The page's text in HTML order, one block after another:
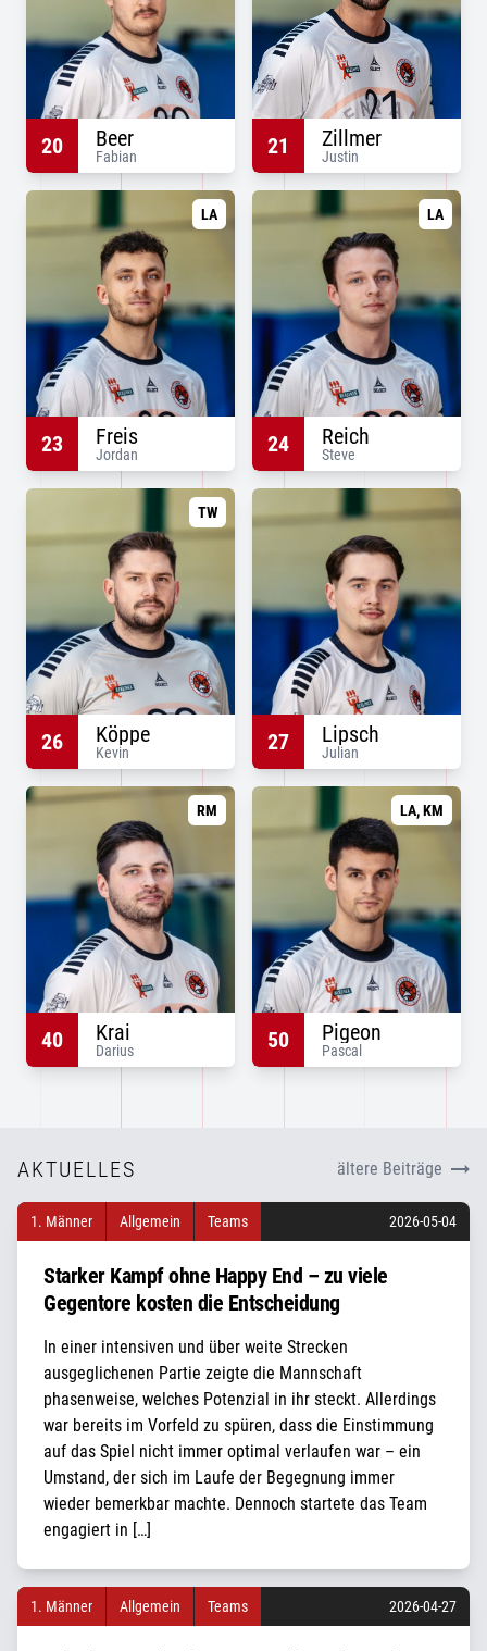
20 Beer
Fabian 21 Zillmer
Justin
LA
23 Freis
Jordan
LA
24 Reich
Steve
TW
26 Köppe
Kevin 27 Lipsch
Julian
RM
40 Krai
Darius
LA, KM
50 Pigeon
Pascal
AKTUELLES ältere Beiträge
1. Männer Allgemein Teams 2026-05-04
Starker Kampf ohne Happy End – zu viele
Gegentore kosten die Entscheidung
In einer intensiven und über weite Strecken
ausgeglichenen Partie zeigte die Mannschaft
phasenweise, welches Potenzial in ihr steckt. Allerdings
war bereits im Vorfeld zu spüren, dass die Einstimmung
auf das Spiel nicht immer optimal verlaufen war – ein
Umstand, der sich im Laufe der Begegnung immer
wieder bemerkbar machte. Dennoch startete das Team
engagiert in […]
1. Männer Allgemein Teams 2026-04-27